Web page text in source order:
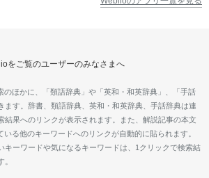
をご覧のユーザーのみなさまへ
のほかに、「類語辞典」や「英和・和英辞典」、「手話
ます。辞書、類語辞典、英和・和英辞典、手話辞典は連
結果へのリンクが表示されます。また、解説記事の本文
いる他のキーワードへのリンクが自動的に貼られます。
キーワードや気になるキーワードは、1クリックで検索結